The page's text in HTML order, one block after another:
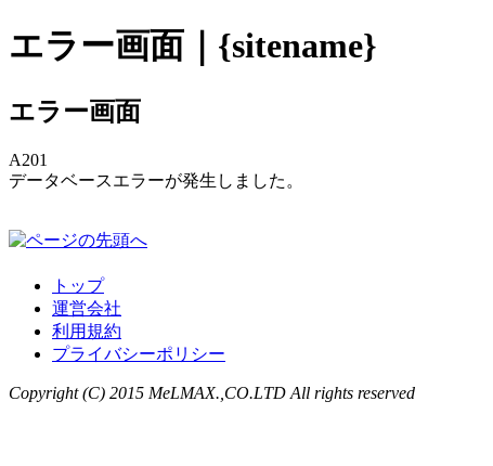
エラー画面｜{sitename}
エラー画面
A201
データベースエラーが発生しました。
トップ
運営会社
利用規約
プライバシーポリシー
Copyright (C) 2015 MeLMAX.,CO.LTD All rights reserved